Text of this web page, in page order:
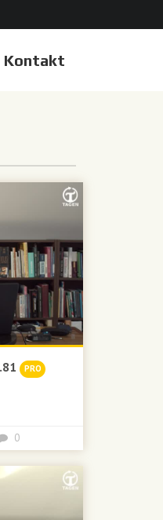
Kontakt
PRO
0